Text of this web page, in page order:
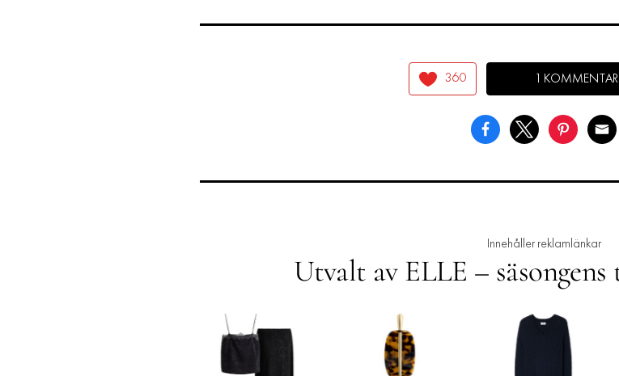
360 1
Innehåller reklamlänkar
Utvalt av ELLE –